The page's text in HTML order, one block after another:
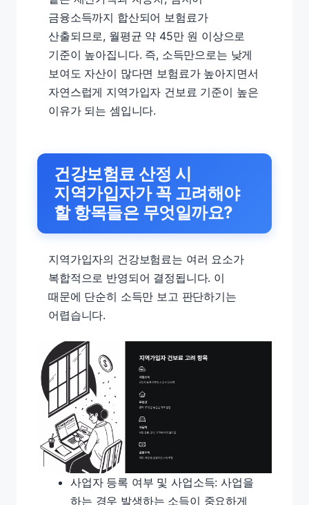
금융소득까지 합산되어 보험료가
산출되므로, 월평균 약 45만 원 이상으로
기준이 높아집니다. 즉, 소득만으로는 낮게
보여도 자산이 많다면 보험료가 높아지면서
자연스럽게 지역가입자 건보료 기준이 높은
이유가 되는 셈입니다.
건강보험료 산정 시
지역가입자가 꼭 고려해야
할 항목들은 무엇일까요?
지역가입자의 건강보험료는 여러 요소가
복합적으로 반영되어 결정됩니다. 이
때문에 단순히 소득만 보고 판단하기는
어렵습니다.
사업자 등록 여부 및 사업소득: 사업을
하는 경우 발생하는 소득이 중요하게